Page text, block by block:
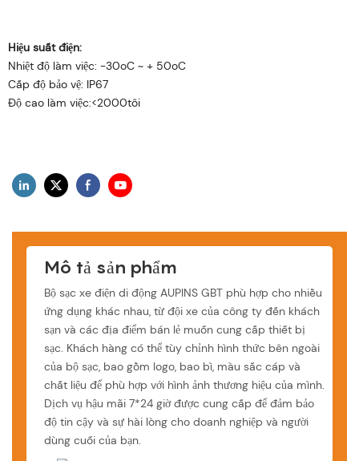
Hiệu suất điện:
Nhiệt độ làm việc: -30oC ~ + 50oC
Cấp độ bảo vệ: IP67
Độ cao làm việc:<2000tôi
Mô tả sản phẩm
Bộ sạc xe điện di động AUPINS GBT phù hợp cho nhiều
ứng dụng khác nhau, từ đội xe của công ty đến khách
sạn và các địa điểm bán lẻ muốn cung cấp thiết bị
sạc. Khách hàng có thể tùy chỉnh hình thức bên ngoài
của bộ sạc, bao gồm logo, bao bì, màu sắc cáp và
chất liệu để phù hợp với hình ảnh thương hiệu của mình.
Dịch vụ hậu mãi 7*24 giờ được cung cấp để đảm bảo
độ tin cậy và sự hài lòng cho doanh nghiệp và người
dùng cuối của bạn.